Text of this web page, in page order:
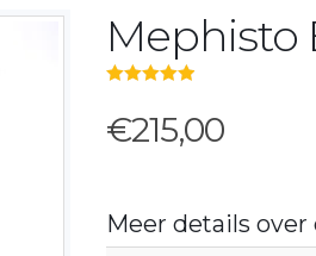
Mephisto
€215,00
Meer details